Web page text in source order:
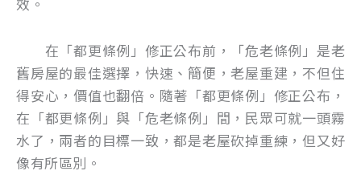
在「都更條例」修正公布前，「危老條例」是老
舊房屋的最佳選擇，快速、簡便，老屋重建，不但住
得安心，價值也翻倍。隨著「都更條例」修正公布，
在「都更條例」與「危老條例」間，民眾可就一頭霧
水了，兩者的目標一致，都是老屋砍掉重練，但又好
像有所區別。